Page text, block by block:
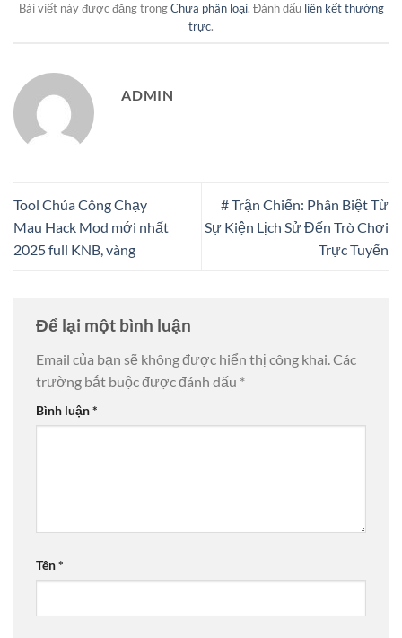
Bài viết này được đăng trongChưa phân loại. Đánh dấu liên kết thường
trực.
ADMIN
Tool ​Chúa Công Chạy
Mau Hack Mod mới nhất
2025 full KNB, vàng
# Trận Chiến: Phân Biệt Từ
Sự Kiện Lịch Sử Đến Trò Chơi
Trực Tuyến
Để lại một bình luận
Email của bạn sẽ không được hiển thị công khai. Các
trường bắt buộc được đánh dấu *
Bình luận*
Tên*